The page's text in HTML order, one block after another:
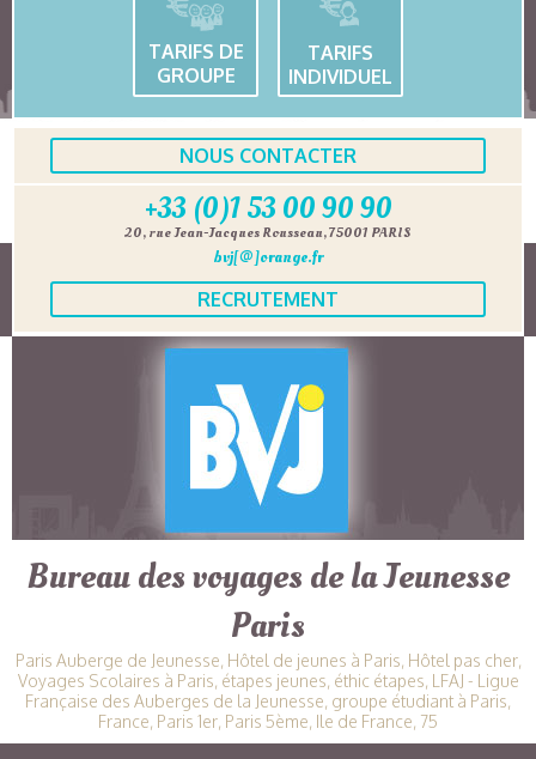
TARIFS DE
GROUPE
TARIFS
INDIVIDUEL
NOUS CONTACTER
+33 (0)1 53 00 90 90
20, rue Jean-Jacques Rousseau, 75001 PARIS
bvj[@]orange.fr
RECRUTEMENT
Bureau des voyages de la Jeunesse
Paris
Paris Auberge de Jeunesse, Hôtel de jeunes à Paris, Hôtel pas cher,
Voyages Scolaires à Paris, étapes jeunes, éthic étapes, LFAJ - Ligue
Française des Auberges de la Jeunesse, groupe étudiant à Paris,
France, Paris 1er, Paris 5ème, Ile de France, 75